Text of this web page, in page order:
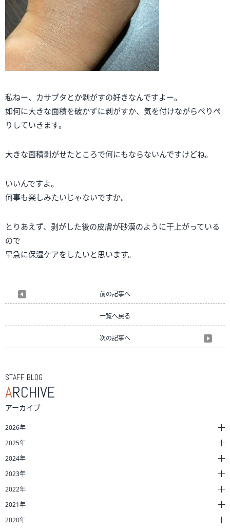
私ねー、カサブタとか剥がすの好きなんですよー。
如何に大きな面積を破かずに剥がすか、気を付けながらぺりぺ
りしていきます。
大きな面積剥がせたところで何にもならないんですけどね。
いいんですよ。
何事も楽しみたいじゃないですか。
とりあえず、剥がした後の皮膚が砂漠のように干上がっている
ので
早急に保湿ケアをしたいと思います。
前の記事へ
一覧へ戻る
次の記事へ
STAFF BLOG
ARCHIVE
アーカイブ
2026年
2025年
2024年
2023年
2022年
2021年
2020年